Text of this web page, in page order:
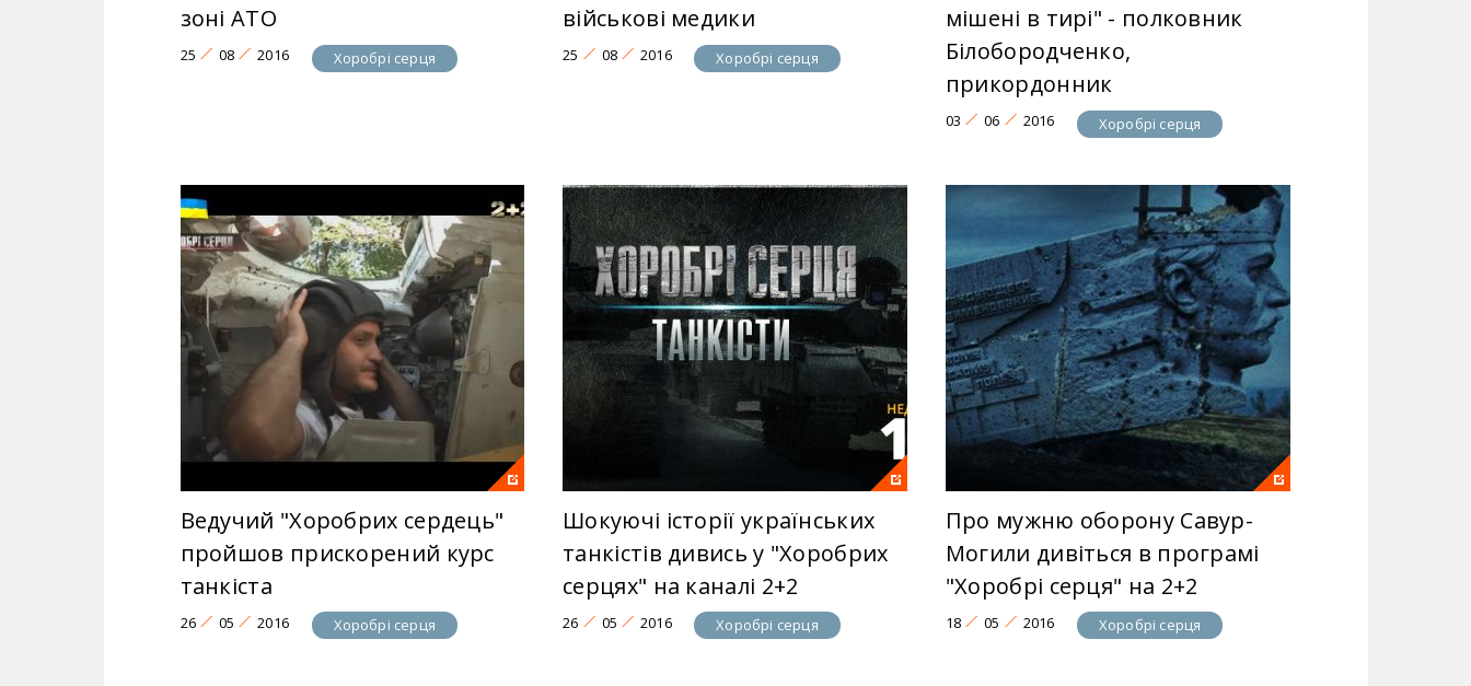
зоні АТО
25 08 2016 Хоробрі серця
військові медики
25 08 2016 Хоробрі серця
мішені в тирі" - полковник
Білобородченко,
прикордонник
03 06 2016 Хоробрі серця
Ведучий "Хоробрих сердець"
пройшов прискорений курс
танкіста
26 05 2016 Хоробрі серця
Шокуючі історії українських
танкістів дивись у "Хоробрих
серцях" на каналі 2+2
26 05 2016 Хоробрі серця
Про мужню оборону Савур-
Могили дивіться в програмі
"Хоробрі серця" на 2+2
18 05 2016 Хоробрі серця